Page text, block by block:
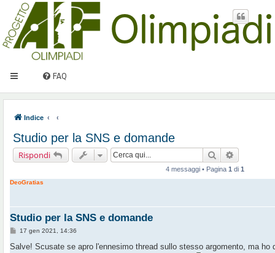
FAQ
Indice
Studio per la SNS e domande
Rispondi Cerca
4 messaggi • Pagina 1 di 1
DeoGratias
Studio per la SNS e domande
M
s
17 gen 2021, 14:36
Salve! Scusate se apro l'ennesimo thread sullo stesso argomento, ma ho